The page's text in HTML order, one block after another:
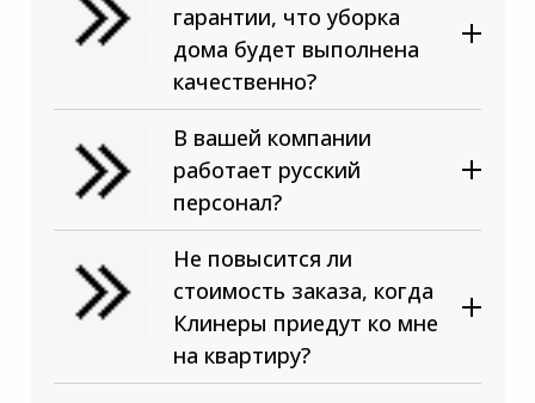
гарантии, что уборка
дома будет выполнена
качественно?
В вашей компании
работает русский
персонал?
Не повысится ли
стоимость заказа, когда
Клинеры приедут ко мне
на квартиру?